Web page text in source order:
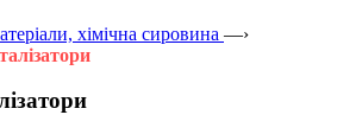
хімічна сировина —›